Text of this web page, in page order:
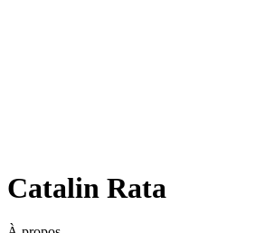
Catalin Rata